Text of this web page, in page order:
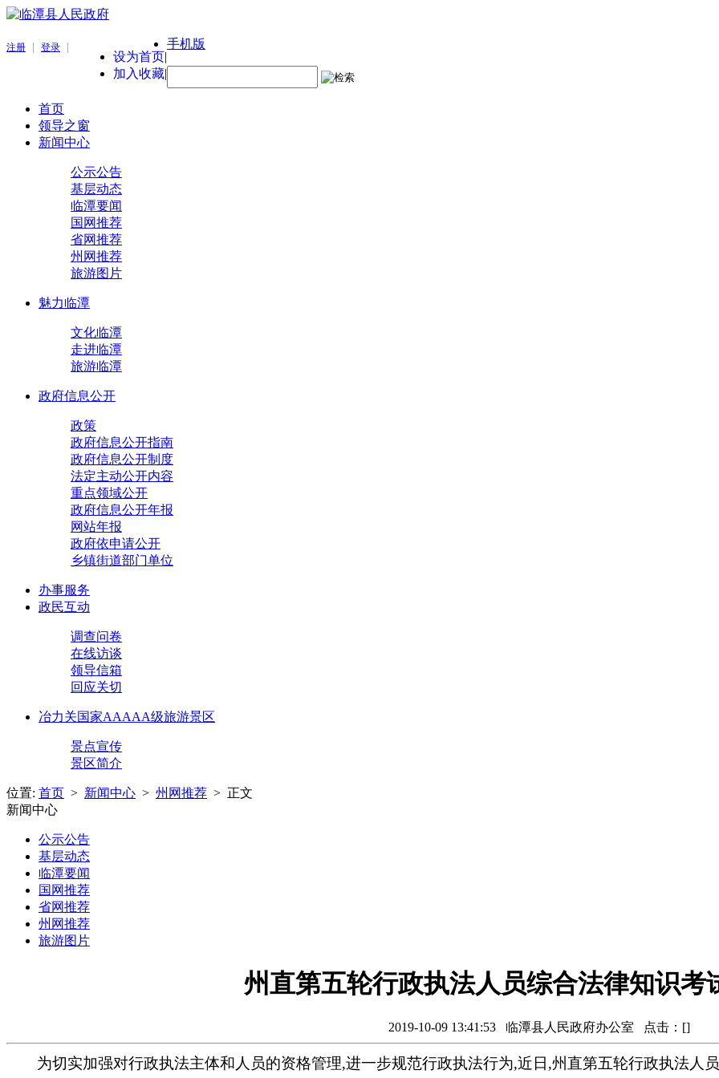
注册 登录
设为首页|
加入收藏|
手机版
首页
领导之窗
新闻中心
公示公告
基层动态
临潭要闻
国网推荐
省网推荐
州网推荐
旅游图片
魅力临潭
文化临潭
走进临潭
旅游临潭
政府信息公开
政策
政府信息公开指南
政府信息公开制度
法定主动公开内容
重点领域公开
政府信息公开年报
网站年报
政府依申请公开
乡镇街道部门单位
办事服务
政民互动
调查问卷
在线访谈
领导信箱
回应关切
冶力关国家AAAAA级旅游景区
景点宣传
景区简介
位置: 首页 > 新闻中心 > 州网推荐 > 正文
新闻中心
公示公告
基层动态
临潭要闻
国网推荐
省网推荐
州网推荐
旅游图片
州直第五轮行政执法人员综合法律知识考
2019-10-09 13:41:53 临潭县人民政府办公室 点击：[]
为切实加强对行政执法主体和人员的资格管理,进一步规范行政执法行为,近日,州直第五轮行政执法人